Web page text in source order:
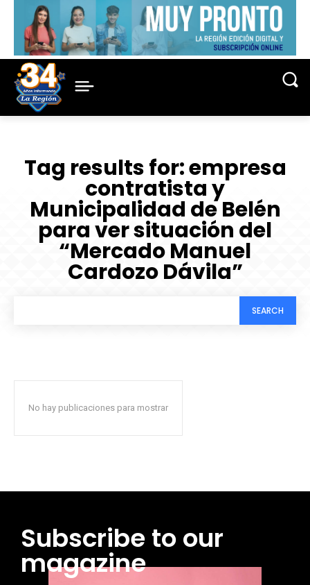
Tag results for:empresa
contratista y
Municipalidad de Belén
para ver situación del
“Mercado Manuel
Cardozo Dávila”
SEARCH
No hay publicaciones para mostrar
Subscribe to our
magazine